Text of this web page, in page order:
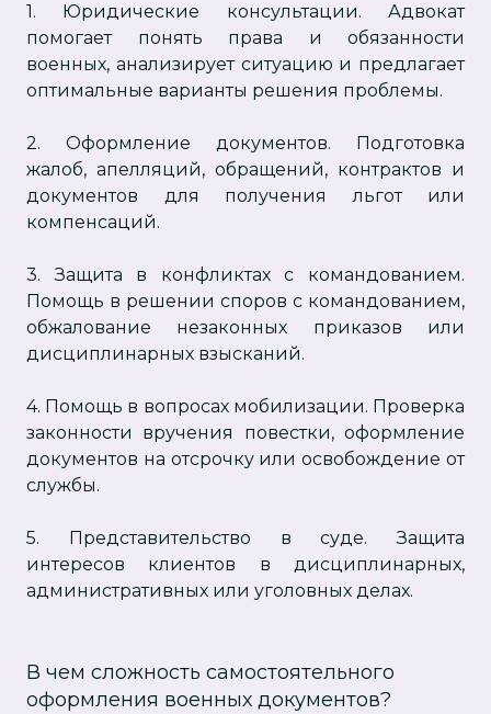
1. Юридические консультации. Адвокат
помогает понять права и обязанности
военных, анализирует ситуацию и предлагает
оптимальные варианты решения проблемы.
2. Оформление документов. Подготовка
жалоб, апелляций, обращений, контрактов и
документов для получения льгот или
компенсаций.
3. Защита в конфликтах с командованием.
Помощь в решении споров с командованием,
обжалование незаконных приказов или
дисциплинарных взысканий.
4. Помощь в вопросах мобилизации. Проверка
законности вручения повестки, оформление
документов на отсрочку или освобождение от
службы.
5. Представительство в суде. Защита
интересов клиентов в дисциплинарных,
административных или уголовных делах.
В чем сложность самостоятельного
оформления военных документов?